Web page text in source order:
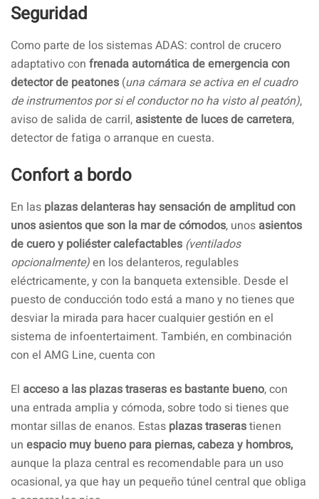
Seguridad
Como parte de los sistemas ADAS: control de crucero
adaptativo con frenada automática de emergencia con
detector de peatones (una cámara se activa en el cuadro
de instrumentos por si el conductor no ha visto al peatón),
aviso de salida de carril, asistente de luces de carretera,
detector de fatiga o arranque en cuesta.
Confort a bordo
En las plazas delanteras hay sensación de amplitud con
unos asientos que son la mar de cómodos, unos asientos
de cuero y poliéster calefactables (ventilados
opcionalmente)en los delanteros, regulables
eléctricamente, y con la banqueta extensible. Desde el
puesto de conducción todo está a mano y no tienes que
desviar la mirada para hacer cualquier gestión en el
sistema de infoentertaiment. También, en combinación
con el AMG Line, cuenta con
El acceso a las plazas traseras es bastante bueno, con
una entrada amplia y cómoda, sobre todo si tienes que
montar sillas de enanos. Estas plazas traserastienen
un espacio muy bueno para piernas, cabeza y hombros,
aunque la plaza central es recomendable para un uso
ocasional, ya que hay un pequeño túnel central que obliga